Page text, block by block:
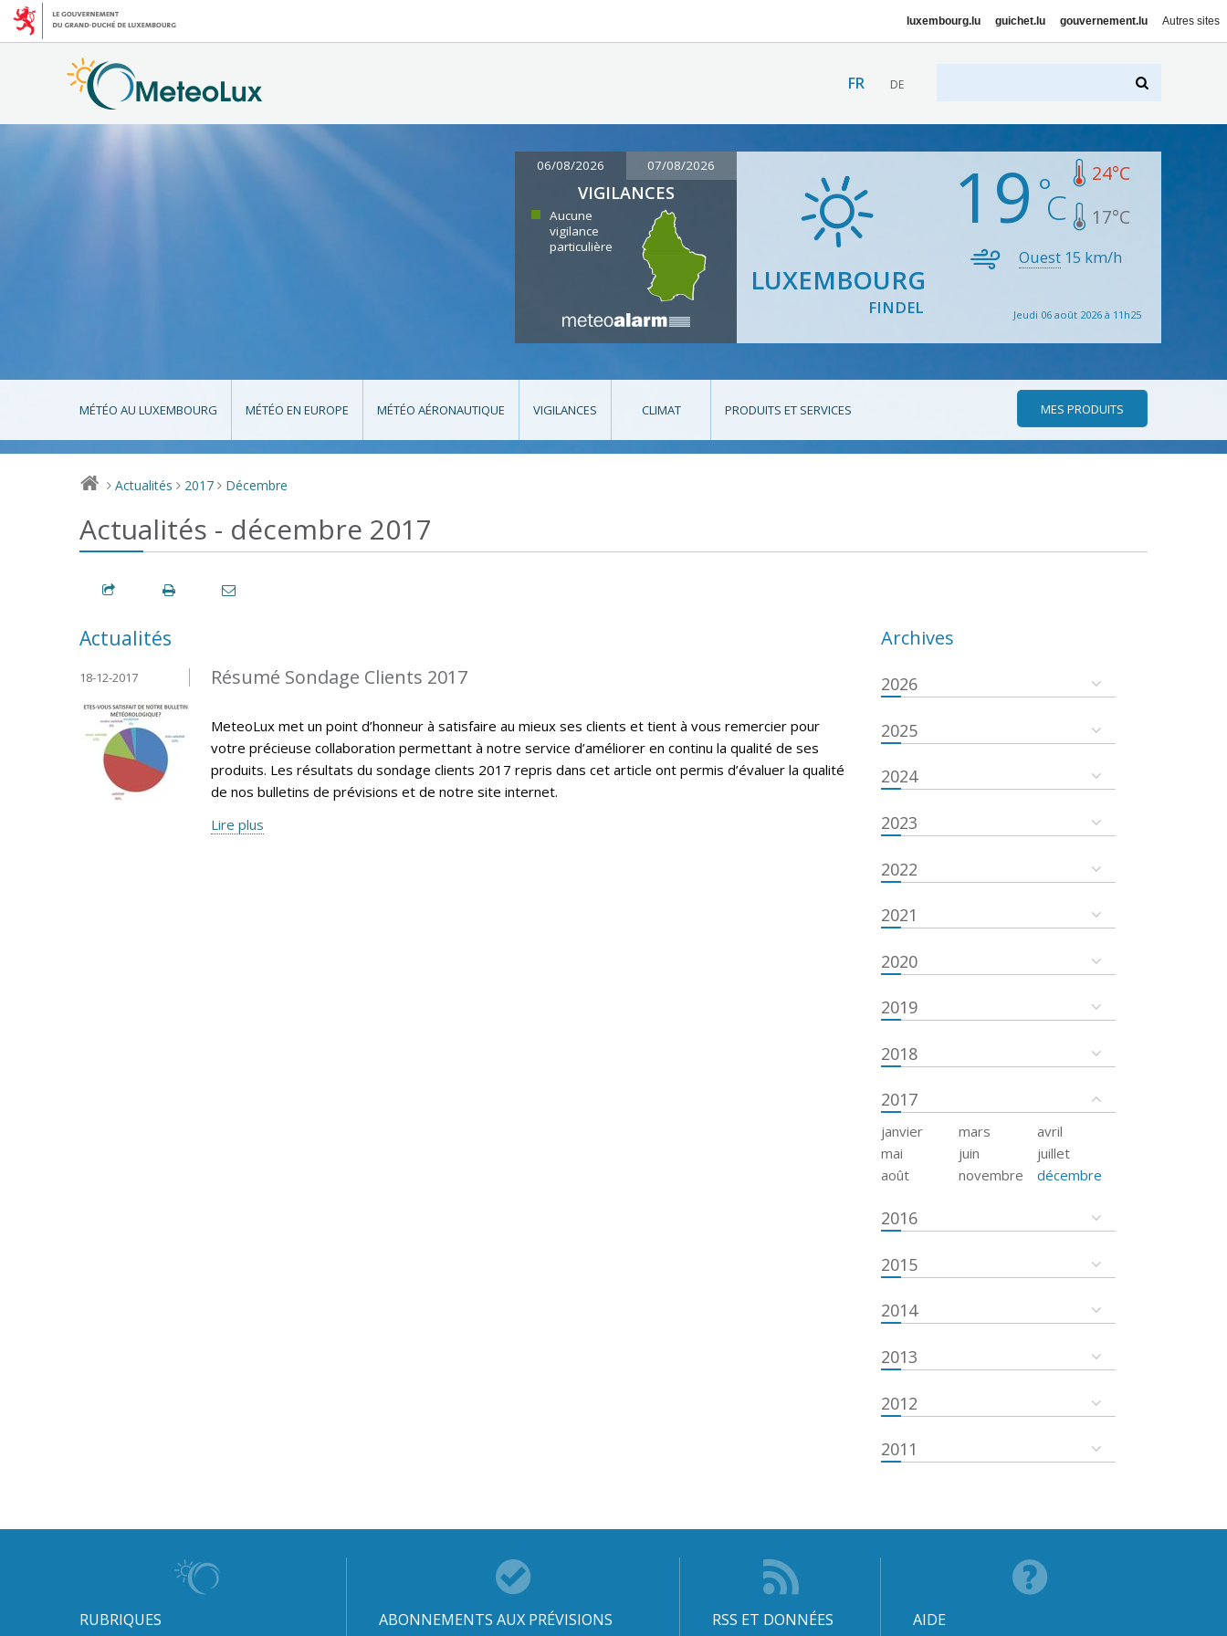
luxembourg.lu guichet.lu gouvernement.lu Autres sites
FR DE
06/08/2026 07/08/2026
VIGILANCES
Aucune
vigilance
particulière
LUXEMBOURG
FINDEL
19 24°C
17°C
Ouest 15 km/h
Jeudi 06 août 2026 à 11h25
MÉTÉO AU LUXEMBOURG MÉTÉO EN EUROPE MÉTÉO AÉRONAUTIQUE VIGILANCES CLIMAT PRODUITS ET SERVICES MES PRODUITS
> Actualités > 2017 > Décembre
Actualités - décembre 2017
Actualités
Résumé Sondage Clients 2017
18-12-2017
MeteoLux met un point d’honneur à satisfaire au mieux ses clients et tient à vous remercier pour
votre précieuse collaboration permettant à notre service d’améliorer en continu la qualité de ses
produits. Les résultats du sondage clients 2017 repris dans cet article ont permis d’évaluer la qualité
de nos bulletins de prévisions et de notre site internet.
Lire plus
Archives
2026
2025
2024
2023
2022
2021
2020
2019
2018
2017
janvier mars
avril
mai
juin
juillet
août
novembre décembre
2016
2015
2014
2013
2012
2011
RUBRIQUES ABONNEMENTS AUX PRÉVISIONS RSS ET DONNÉES AIDE